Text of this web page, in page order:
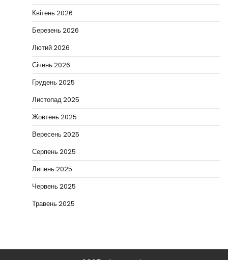
Квітень 2026
Березень 2026
Лютий 2026
Січень 2026
Грудень 2025
Листопад 2025
Жовтень 2025
Вересень 2025
Серпень 2025
Липень 2025
Червень 2025
Травень 2025